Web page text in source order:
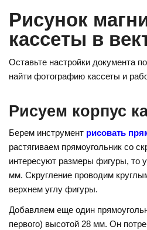
a
ss
ki
m
Рисунок
кассеты в
Оставьте настройки документа
найти фотографию кассеты и
Рисуем корпус
Берем инструмент рисовать
растягиваем прямоугольник со
интересуют размеры фигуры, то
мм. Скругление проводим
верхнем углу фигуры.
Добавляем еще один
первого) высотой 28 мм. Он